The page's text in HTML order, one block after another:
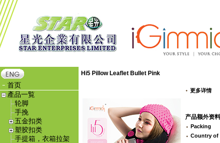
首页
產品一覧
轮脚
手挽
五金扣类
塑胶扣类
手提箱，衣箱拉架
Hi5 Pillow Leaflet Bullet Pink
更多详情
产品额外资
Packing
Country of